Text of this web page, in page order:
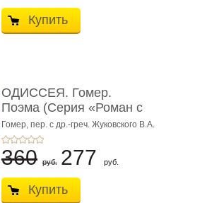
Купить
ОДИССЕЯ. Гомер.
Поэма (Серия «Роман с
книгой»)
Гомер, пер. с др.-греч. Жуковского В.А.
360 руб. 277 руб.
Купить